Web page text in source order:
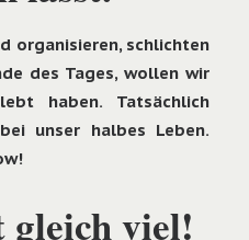
organisieren, schlichten
des Tages, wollen wir
haben. Tatsächlich
unser halbes Leben.
viel!